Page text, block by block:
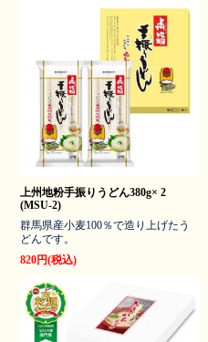
上州地粉手振りうどん380g× 2
(MSU-2)
群馬県産小麦100％で造り上げたう
どんです。
820円(税込)